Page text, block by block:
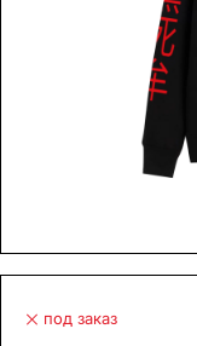
под заказ